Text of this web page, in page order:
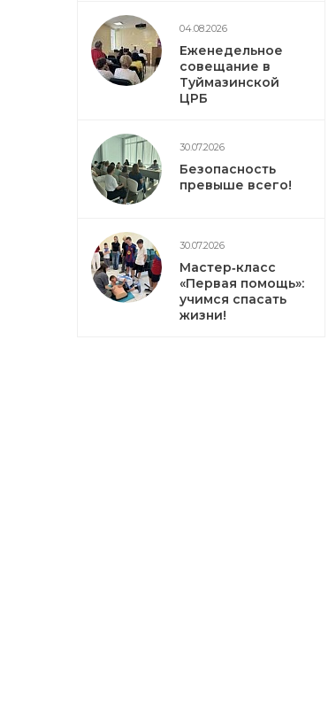
04.08.2026
Еженедельное
совещание в
Туймазинской
ЦРБ
30.07.2026
Безопасность
превыше всего!
30.07.2026
Мастер‑класс
«Первая помощь»:
учимся спасать
жизни!